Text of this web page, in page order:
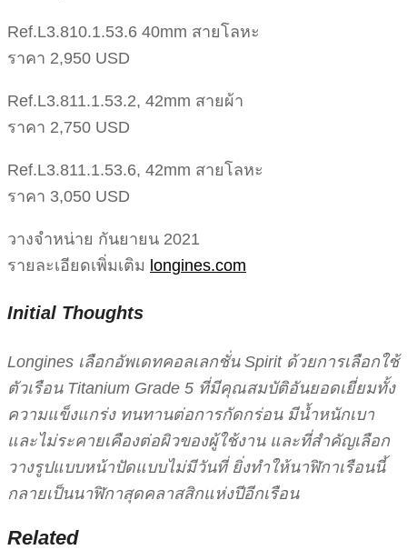
Ref.L3.810.1.53.6 40mm สายโลหะ
ราคา 2,950 USD
Ref.L3.811.1.53.2, 42mm สายผ้า
ราคา 2,750 USD
Ref.L3.811.1.53.6, 42mm สายโลหะ
ราคา 3,050 USD
วางจำหน่าย กันยายน 2021
รายละเอียดเพิ่มเติม longines.com
Initial Thoughts
Longines เลือกอัพเดทคอลเลกชั่น Spirit ด้วยการเลือกใช้
ตัวเรือน Titanium Grade 5 ที่มีคุณสมบัติอันยอดเยี่ยมทั้ง
ความแข็งแกร่ง ทนทานต่อการกัดกร่อน มีน้ำหนักเบา
และไม่ระคายเคืองต่อผิวของผู้ใช้งาน และที่สำคัญเลือก
วางรูปแบบหน้าปัดแบบไม่มีวันที่ ยิ่งทำให้นาฬิกาเรือนนี้
กลายเป็นนาฬิกาสุดคลาสสิกแห่งปีอีกเรือน
Related